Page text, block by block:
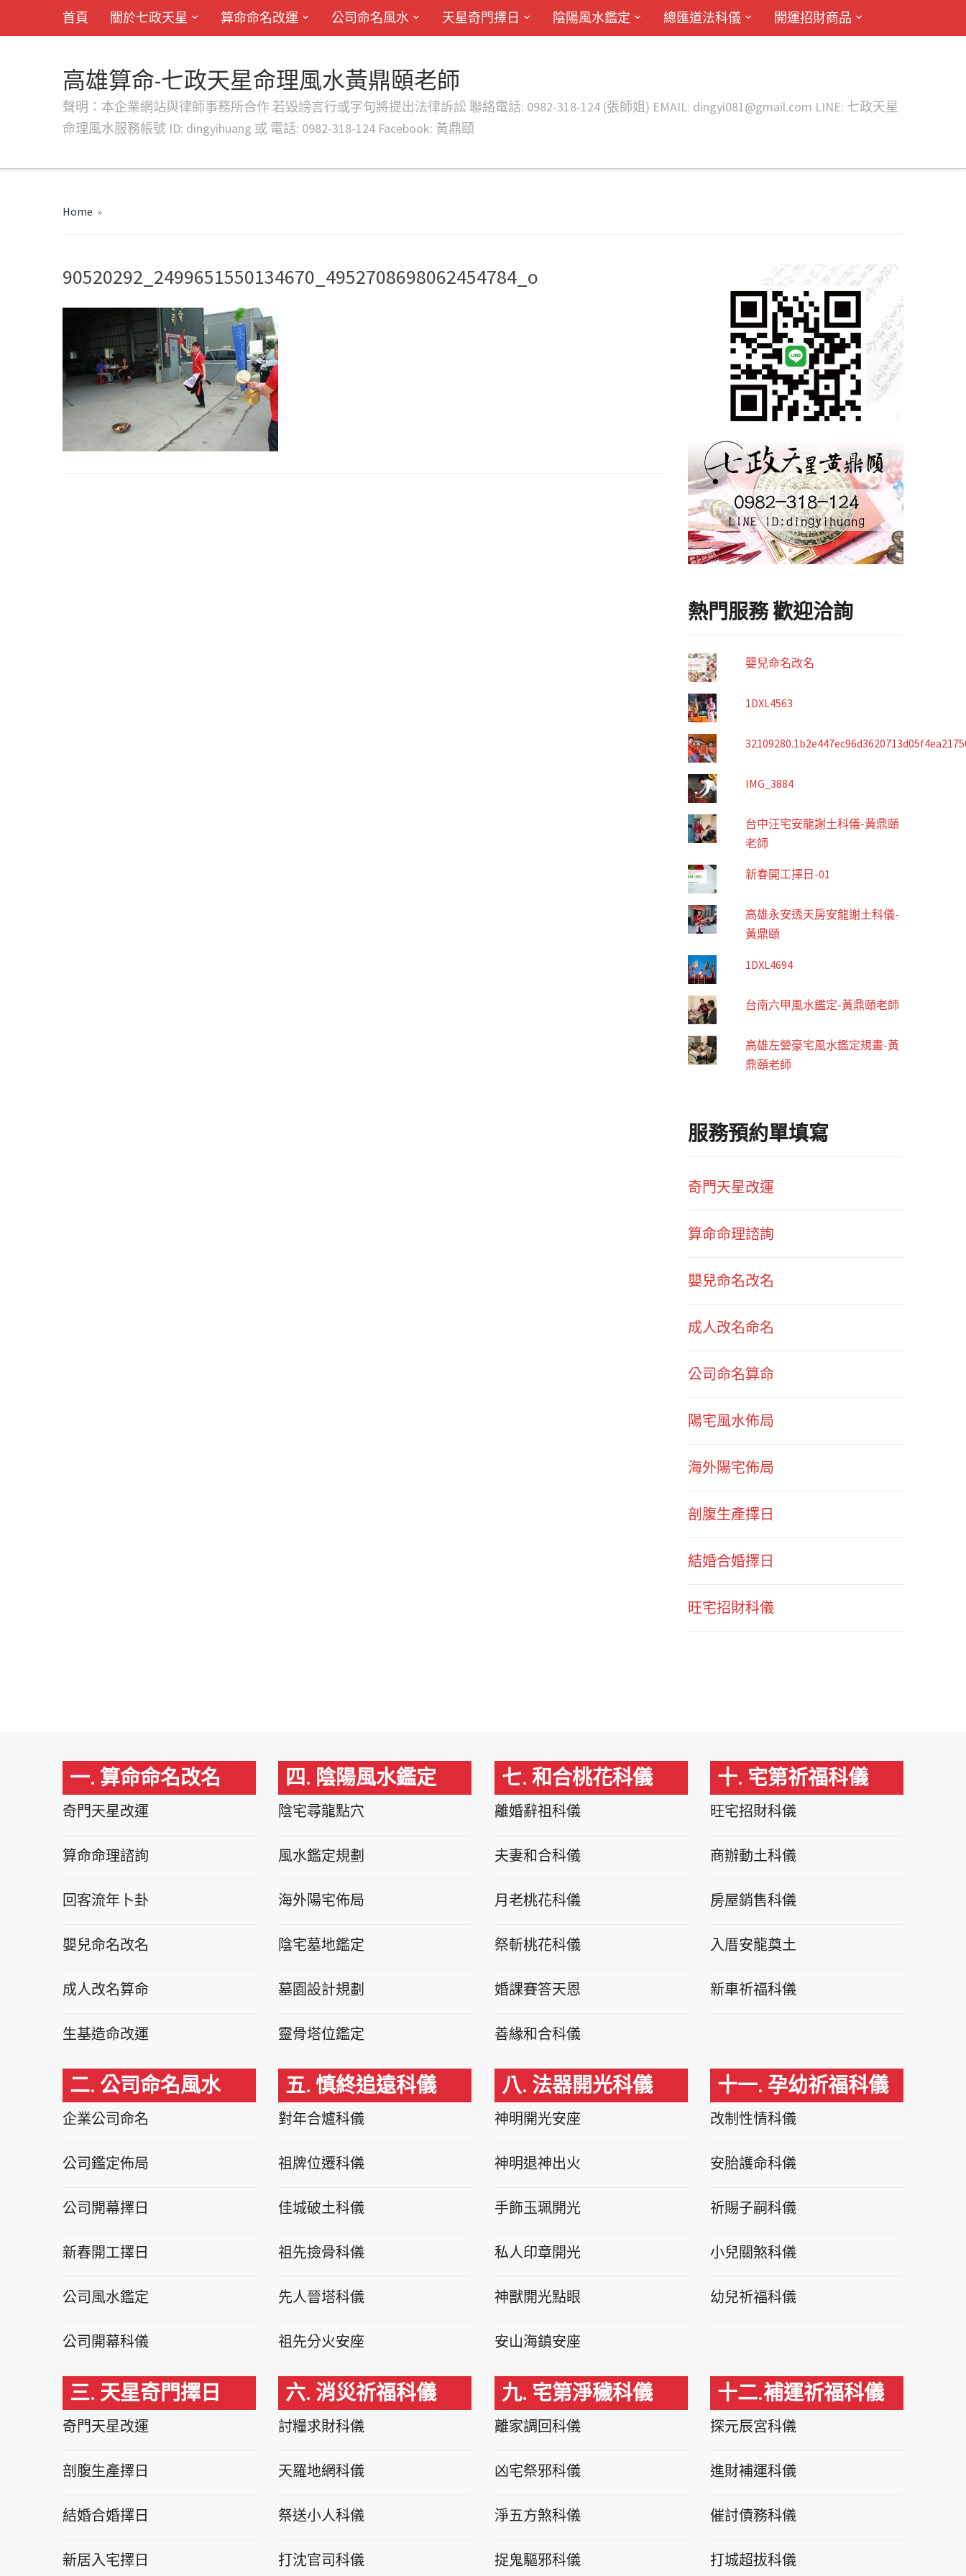
首頁 關於七政天星 算命命名改運 公司命名風水 天星奇門擇日 陰陽風水鑑定 總匯道法科儀 開運招財商品
高雄算命-七政天星命理風水黃鼎頤老師
聲明：本企業網站與律師事務所合作 若毀謗言行或字句將提出法律訴訟 聯絡電話: 0982-318-124 (張師姐) EMAIL: dingyi081@gmail.com LINE: 七政天星
命理風水服務帳號 ID: dingyihuang 或 電話: 0982-318-124 Facebook: 黃鼎頤
Home »
90520292_2499651550134670_4952708698062454784_o
熱門服務 歡迎洽詢
嬰兒命名改名
1DXL4563
IMG_3884
台中汪宅安龍謝土科儀-黃鼎頤
老師
新春開工擇日-01
高雄永安透天房安龍謝土科儀-
黃鼎頤
1DXL4694
台南六甲風水鑑定-黃鼎頤老師
高雄左營豪宅風水鑑定規畫-黃
鼎頤老師
服務預約單填寫
奇門天星改運
算命命理諮詢
嬰兒命名改名
成人改名命名
公司命名算命
陽宅風水佈局
海外陽宅佈局
剖腹生產擇日
結婚合婚擇日
旺宅招財科儀
一. 算命命名改名
奇門天星改運
算命命理諮詢
回客流年卜卦
嬰兒命名改名
成人改名算命
生基造命改運
二. 公司命名風水
企業公司命名
公司鑑定佈局
公司開幕擇日
新春開工擇日
公司風水鑑定
公司開幕科儀
三. 天星奇門擇日
奇門天星改運
剖腹生產擇日
結婚合婚擇日
新居入宅擇日
四. 陰陽風水鑑定
陰宅尋龍點穴
風水鑑定規劃
海外陽宅佈局
陰宅墓地鑑定
墓園設計規劃
靈骨塔位鑑定
五. 慎終追遠科儀
對年合爐科儀
祖牌位遷科儀
佳城破土科儀
祖先撿骨科儀
先人晉塔科儀
祖先分火安座
六. 消災祈福科儀
討糧求財科儀
天羅地網科儀
祭送小人科儀
打沈官司科儀
七. 和合桃花科儀
離婚辭祖科儀
夫妻和合科儀
月老桃花科儀
祭斬桃花科儀
婚課賽答天恩
善緣和合科儀
八. 法器開光科儀
神明開光安座
神明退神出火
手飾玉珮開光
私人印章開光
神獸開光點眼
安山海鎮安座
九. 宅第淨穢科儀
離家調回科儀
凶宅祭邪科儀
淨五方煞科儀
捉鬼驅邪科儀
十. 宅第祈福科儀
旺宅招財科儀
商辦動土科儀
房屋銷售科儀
入厝安龍奠土
新車祈福科儀
十一. 孕幼祈福科儀
改制性情科儀
安胎護命科儀
祈賜子嗣科儀
小兒關煞科儀
幼兒祈福科儀
十二.補運祈福科儀
探元辰宮科儀
進財補運科儀
催討債務科儀
打城超拔科儀